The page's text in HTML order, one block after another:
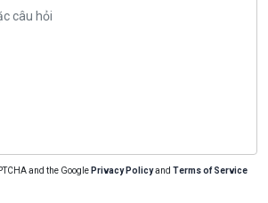
and the Google Privacy Policyand Terms of Service